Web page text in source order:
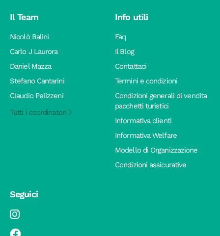
Il Team
Nicolò Balini
Carlo J Laurora
Daniel Mazza
Stefano Cantarini
Claudio Pelizzeni
Tutti i coordinatori
Info utili
Faq
Il Blog
Contattaci
Termini e condizioni
Condizioni generali di vendita
pacchetti turistici
Informativa clienti
Informativa Welfare
Modello di Organizzazione
Condizioni assicurative
Seguici